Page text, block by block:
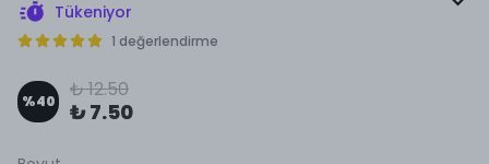
Tükeniyor
1 değerlendirme
%40 ₺ 12.50
₺ 7.50